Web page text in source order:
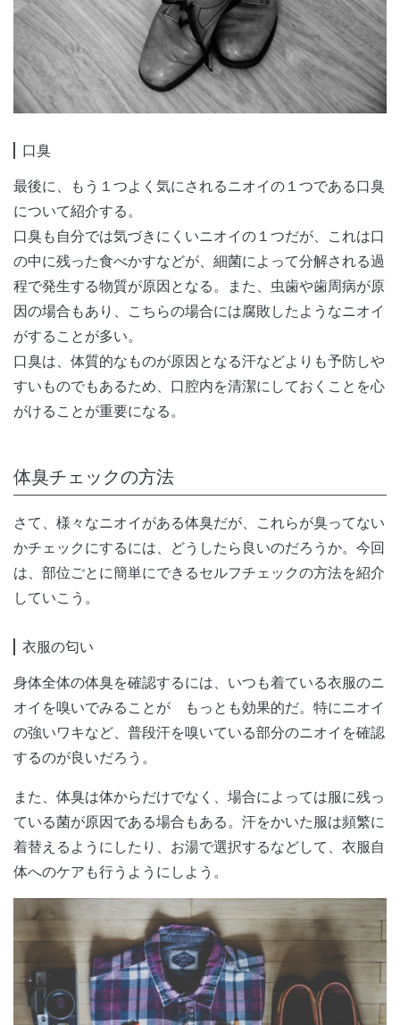
口臭
最後に、もう１つよく気にされるニオイの１つである口臭
について紹介する。
口臭も自分では気づきにくいニオイの１つだが、これは口
の中に残った食べかすなどが、細菌によって分解される過
程で発生する物質が原因となる。また、虫歯や歯周病が原
因の場合もあり、こちらの場合には腐敗したようなニオイ
がすることが多い。
口臭は、体質的なものが原因となる汗などよりも予防しや
すいものでもあるため、口腔内を清潔にしておくことを心
がけることが重要になる。
体臭チェックの方法
さて、様々なニオイがある体臭だが、これらが臭ってない
かチェックにするには、どうしたら良いのだろうか。今回
は、部位ごとに簡単にできるセルフチェックの方法を紹介
していこう。
衣服の匂い
身体全体の体臭を確認するには、いつも着ている衣服のニ
オイを嗅いでみることが もっとも効果的だ。特にニオイ
の強いワキなど、普段汗を嗅いている部分のニオイを確認
するのが良いだろう。
また、体臭は体からだけでなく、場合によっては服に残っ
ている菌が原因である場合もある。汗をかいた服は頻繁に
着替えるようにしたり、お湯で選択するなどして、衣服自
体へのケアも行うようにしよう。